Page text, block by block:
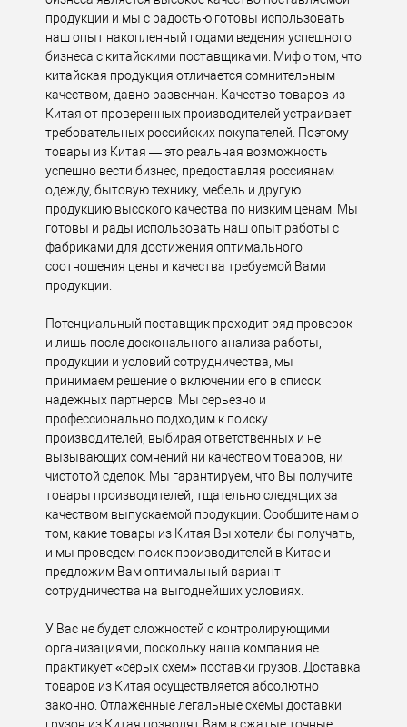
продукции и мы с радостью готовы использовать
наш опыт накопленный годами ведения успешного
бизнеса с китайскими поставщиками. Миф о том, что
китайская продукция отличается сомнительным
качеством, давно развенчан. Качество товаров из
Китая от проверенных производителей устраивает
требовательных российских покупателей. Поэтому
товары из Китая — это реальная возможность
успешно вести бизнес, предоставляя россиянам
одежду, бытовую технику, мебель и другую
продукцию высокого качества по низким ценам. Мы
готовы и рады использовать наш опыт работы с
фабриками для достижения оптимального
соотношения цены и качества требуемой Вами
продукции.
Потенциальный поставщик проходит ряд проверок
и лишь после досконального анализа работы,
продукции и условий сотрудничества, мы
принимаем решение о включении его в список
надежных партнеров. Мы серьезно и
профессионально подходим к поиску
производителей, выбирая ответственных и не
вызывающих сомнений ни качеством товаров, ни
чистотой сделок. Мы гарантируем, что Вы получите
товары производителей, тщательно следящих за
качеством выпускаемой продукции. Сообщите нам о
том, какие товары из Китая Вы хотели бы получать,
и мы проведем поиск производителей в Китае и
предложим Вам оптимальный вариант
сотрудничества на выгоднейших условиях.
У Вас не будет сложностей с контролирующими
организациями, поскольку наша компания не
практикует «серых схем» поставки грузов. Доставка
товаров из Китая осуществляется абсолютно
законно. Отлаженные легальные схемы доставки